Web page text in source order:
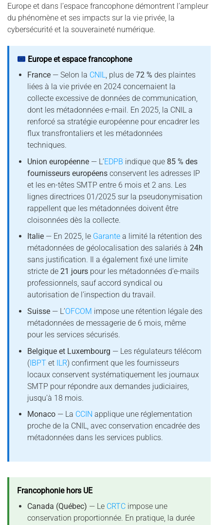
Europe et dans l’espace francophone démontrent l’ampleur
du phénomène et ses impacts sur la vie privée, la
cybersécurité et la souveraineté numérique.
Europe et espace francophone
France— Selon la CNIL, plus de 72 % des plaintes
liées à la vie privée en 2024 concernaient la
collecte excessive de données de communication,
dont les métadonnées e-mail. En 2025, la CNIL a
renforcé sa stratégie européenne pour encadrer les
flux transfrontaliers et les métadonnées
techniques.
Union européenne— L’EDPB indique que 85 % des
fournisseurs européensconservent les adresses IP
et les en-têtes SMTP entre 6 mois et 2 ans. Les
lignes directrices 01/2025 sur la pseudonymisation
rappellent que les métadonnées doivent être
cloisonnées dès la collecte.
Italie— En 2025, le Garantea limité la rétention des
métadonnées de géolocalisation des salariés à 24h
sans justification. Il a également fixé une limite
stricte de 21 jourspour les métadonnées d’e-mails
professionnels, sauf accord syndical ou
autorisation de l’inspection du travail.
Suisse— L’OFCOM impose une rétention légale des
métadonnées de messagerie de 6 mois, même
pour les services sécurisés.
Belgique et Luxembourg — Les régulateurs télécom
(IBPTet ILR) confirment que les fournisseurs
locaux conservent systématiquement les journaux
SMTP pour répondre aux demandes judiciaires,
jusqu’à 18 mois.
Monaco— La CCIN applique une réglementation
proche de la CNIL, avec conservation encadrée des
métadonnées dans les services publics.
Francophonie hors UE
Canada (Québec) — Le CRTCimpose une
conservation proportionnée. En pratique, la durée